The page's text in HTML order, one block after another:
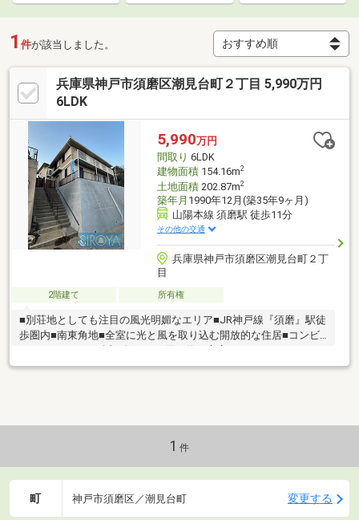
1 件が該当しました。
兵庫県神戸市須磨区潮見台町２丁目 5,990万円
6LDK
5,990万円
間取り 6LDK
建物面積154.16m2
土地面積202.87m2
築年月 1990年12月(築35年9ヶ月)
山陽本線 須磨駅 徒歩11分
その他の交通
兵庫県神戸市須磨区潮見台町２丁
目
2階建て 所有権
■別荘地としても注目の風光明媚なエリア■JR神戸線『須磨』駅徒
歩圏内■南東角地■全室に光と風を取り込む開放的な住居■コンビ
1 件
町 神戸市須磨区／潮見台町 変更する